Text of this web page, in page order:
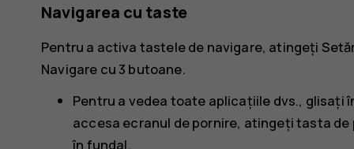
Navigarea cu taste
Pentru a activa tastele de navigare, atingeți
Navigare cu 3 butoane.
Pentru a vedea toate aplicațiile dvs., glisați
accesa ecranul de pornire, atingeți tasta
în fundal.